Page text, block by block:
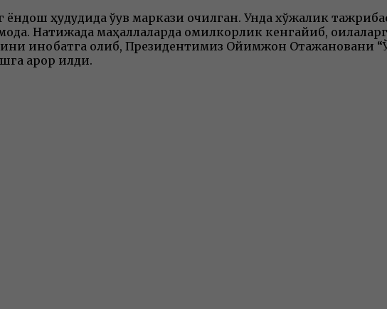
ҳудудида ўқув маркази очилган. Унда хўжалик
Натижада маҳаллаларда омилкорлик кенгайиб,
инобатга олиб, Президентимиз Ойимжон Отажановани
қарор қилди.